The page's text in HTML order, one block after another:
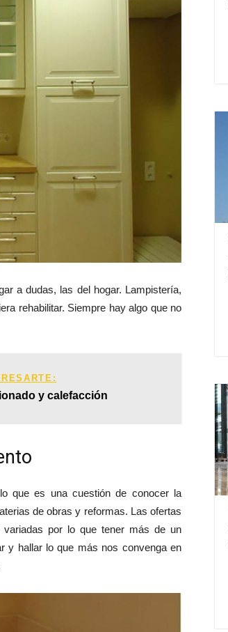
a dudas, las del hogar. Lampistería,
rehabilitar. Siempre hay algo que no
y calefacción
que es una cuestión de conocer la
de obras y reformas. Las ofertas
por lo que tener más de un
y hallar lo que más nos convenga en